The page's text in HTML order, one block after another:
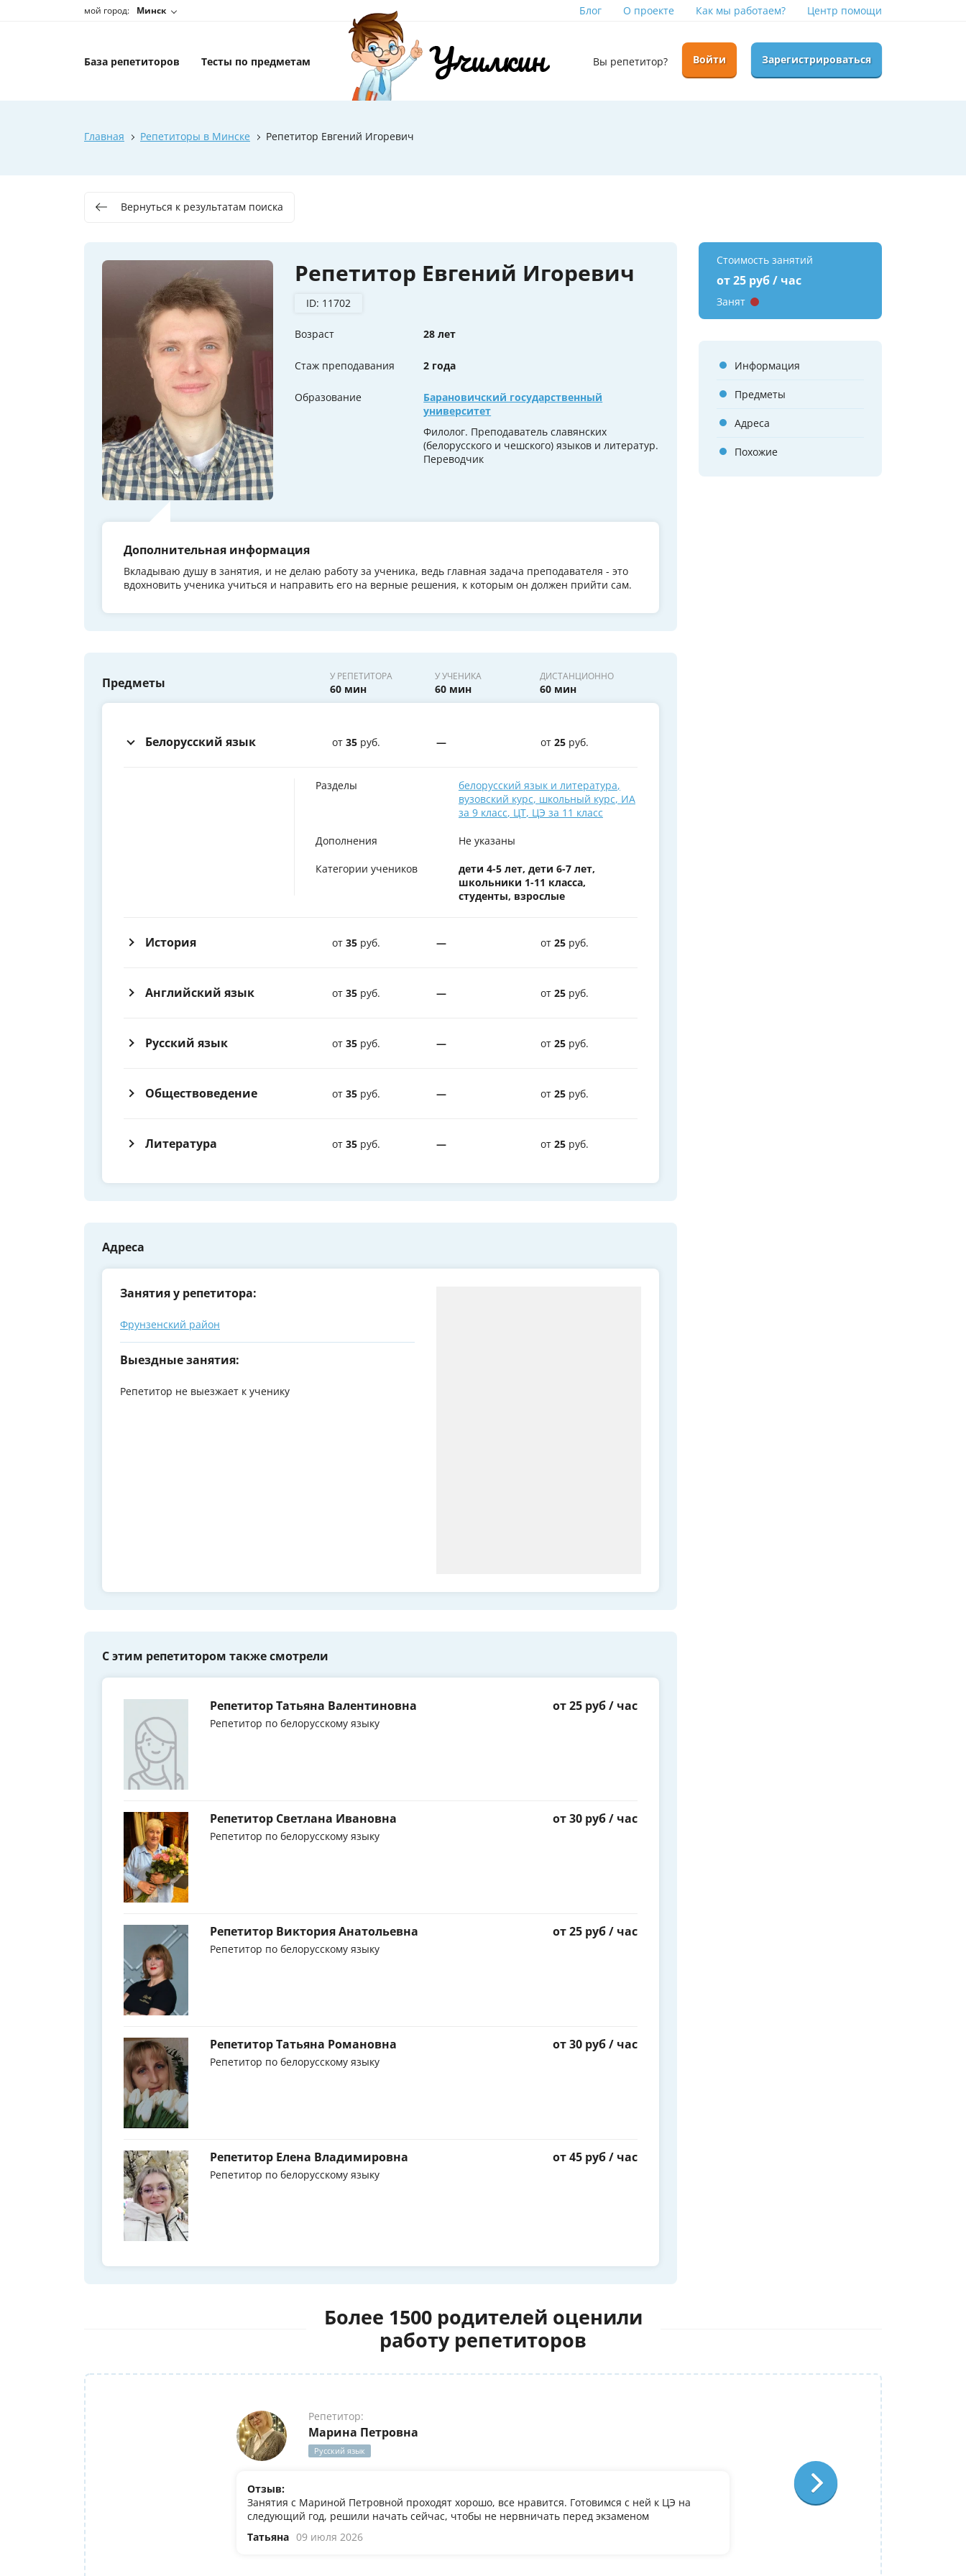
мой город: Минск Блог О проекте Как мы работаем? Центр помощи
База репетиторов Тесты по предметам Вы репетитор? Войти Зарегистрироваться
Главная Репетиторы в Минске Репетитор Евгений Игоревич
Вернуться к результатам поиска
Репетитор Евгений Игоревич
ID: 11702
Возраст 28 лет
Стаж преподавания 2 года
Образование
Барановичский государственный
университет
Филолог. Преподаватель славянских
(белорусского и чешского) языков и литератур.
Переводчик
Дополнительная информация
Вкладываю душу в занятия, и не делаю работу за ученика, ведь главная задача преподавателя - это
вдохновить ученика учиться и направить его на верные решения, к которым он должен прийти сам.
Предметы У РЕПЕТИТОРА
60 мин
У УЧЕНИКА
60 мин
ДИСТАНЦИОННО
60 мин
Белорусский язык от 35 руб. — от 25 руб.
Разделы белорусский язык и литература,
вузовский курс, школьный курс, ИА
за 9 класс, ЦТ, ЦЭ за 11 класс
Дополнения Не указаны
Категории учеников
дети 4-5 лет, дети 6-7 лет,
школьники 1-11 класса,
студенты, взрослые
История от 35 руб. — от 25 руб.
Английский язык от 35 руб. — от 25 руб.
Русский язык от 35 руб. — от 25 руб.
Обществоведение от 35 руб. — от 25 руб.
Литература от 35 руб. — от 25 руб.
Адреса
Занятия у репетитора:
Фрунзенский район
Выездные занятия:
Репетитор не выезжает к ученику
С этим репетитором также смотрели
Репетитор Татьяна Валентиновна
Репетитор по белорусскому языку
от 25 руб / час
Репетитор Светлана Ивановна
Репетитор по белорусскому языку
от 30 руб / час
Репетитор Виктория Анатольевна
Репетитор по белорусскому языку
от 25 руб / час
Репетитор Татьяна Романовна
Репетитор по белорусскому языку
от 30 руб / час
Репетитор Елена Владимировна
Репетитор по белорусскому языку
от 45 руб / час
Стоимость занятий
от 25 руб / час
Занят
Информация
Предметы
Адреса
Похожие
Более 1500 родителей оценили
работу репетиторов
Репетитор:
Марина Петровна
Русский язык
Отзыв:
Занятия с Мариной Петровной проходят хорошо, все нравится. Готовимся с ней к ЦЭ на
следующий год, решили начать сейчас, чтобы не нервничать перед экзаменом
Татьяна 09 июля 2026
Лариса Степановна
Французский язык
По занятиям с Ларисой Степановной у
преподаватель, очень довольна, что